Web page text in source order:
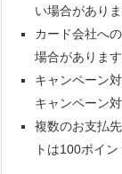
い場合がありま
カード会社へ
場合がありま
キャンペーン
キャンペーン
複数のお支払
トは100ポイン